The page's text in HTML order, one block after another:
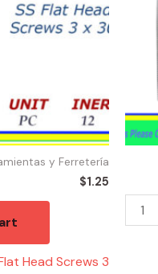
y Ferretería
$1.25
Head Screws 3